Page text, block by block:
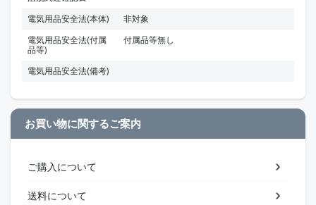
電気用品安全法(本体)
非対象
電気用品安全法(付属
品等)
付属品等無し
電気用品安全法(備考)
お買い物に関するご案内
ご購入について
送料について